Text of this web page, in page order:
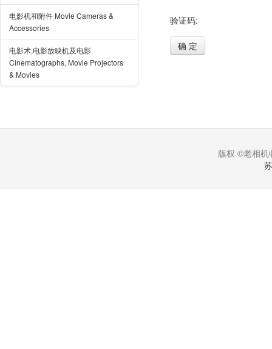
电影机和附件 Movie Cameras &
Accessories
电影术,电影放映机及电影
Cinematographs, Movie Projectors
& Movies
验证码:
确 定
版权 ©老相